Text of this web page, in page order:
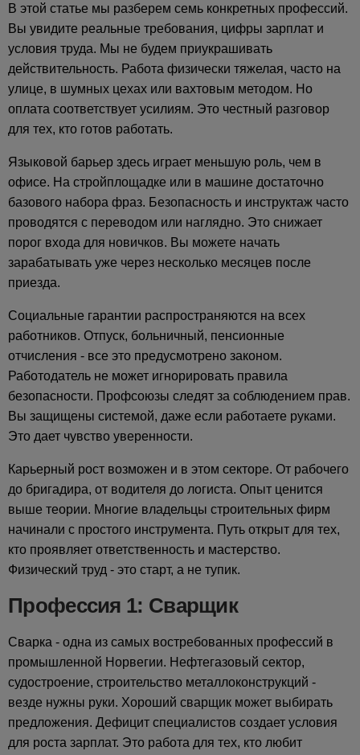
В этой статье мы разберем семь конкретных профессий.
Вы увидите реальные требования, цифры зарплат и
условия труда. Мы не будем приукрашивать
действительность. Работа физически тяжелая, часто на
улице, в шумных цехах или вахтовым методом. Но
оплата соответствует усилиям. Это честный разговор
для тех, кто готов работать.
Языковой барьер здесь играет меньшую роль, чем в
офисе. На стройплощадке или в машине достаточно
базового набора фраз. Безопасность и инструктаж часто
проводятся с переводом или наглядно. Это снижает
порог входа для новичков. Вы можете начать
зарабатывать уже через несколько месяцев после
приезда.
Социальные гарантии распространяются на всех
работников. Отпуск, больничный, пенсионные
отчисления - все это предусмотрено законом.
Работодатель не может игнорировать правила
безопасности. Профсоюзы следят за соблюдением прав.
Вы защищены системой, даже если работаете руками.
Это дает чувство уверенности.
Карьерный рост возможен и в этом секторе. От рабочего
до бригадира, от водителя до логиста. Опыт ценится
выше теории. Многие владельцы строительных фирм
начинали с простого инструмента. Путь открыт для тех,
кто проявляет ответственность и мастерство.
Физический труд - это старт, а не тупик.
Профессия 1: Сварщик
Сварка - одна из самых востребованных профессий в
промышленной Норвегии. Нефтегазовый сектор,
судостроение, строительство металлоконструкций -
везде нужны руки. Хороший сварщик может выбирать
предложения. Дефицит специалистов создает условия
для роста зарплат. Это работа для тех, кто любит